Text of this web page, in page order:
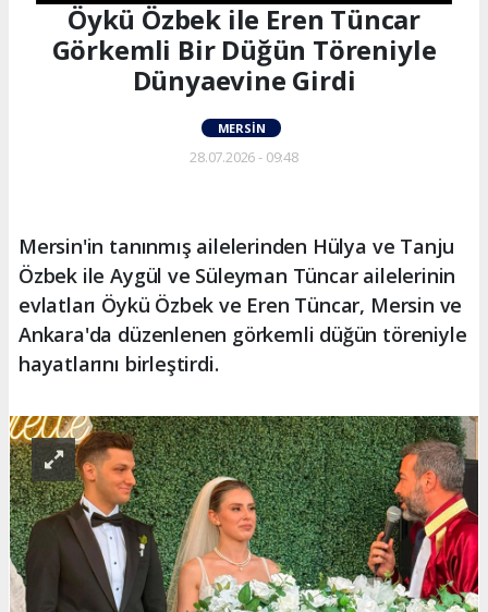
Öykü Özbek ile Eren Tüncar
Görkemli Bir Düğün Töreniyle
Dünyaevine Girdi
MERSIN
28.07.2026 - 09:48
Mersin'in tanınmış ailelerinden Hülya ve Tanju
Özbek ile Aygül ve Süleyman Tüncar ailelerinin
evlatları Öykü Özbek ve Eren Tüncar, Mersin ve
Ankara'da düzenlenen görkemli düğün töreniyle
hayatlarını birleştirdi.